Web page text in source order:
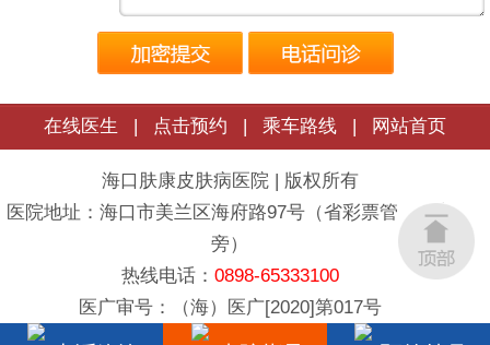
在线医生 | 点击预约 | 乘车路线 | 网站首页
海口肤康皮肤病医院 | 版权所有
医院地址：海口市美兰区海府路97号（省彩票管理中心
旁）
热线电话： 0898-65333100
医广审号：（海）医广[2020]第017号